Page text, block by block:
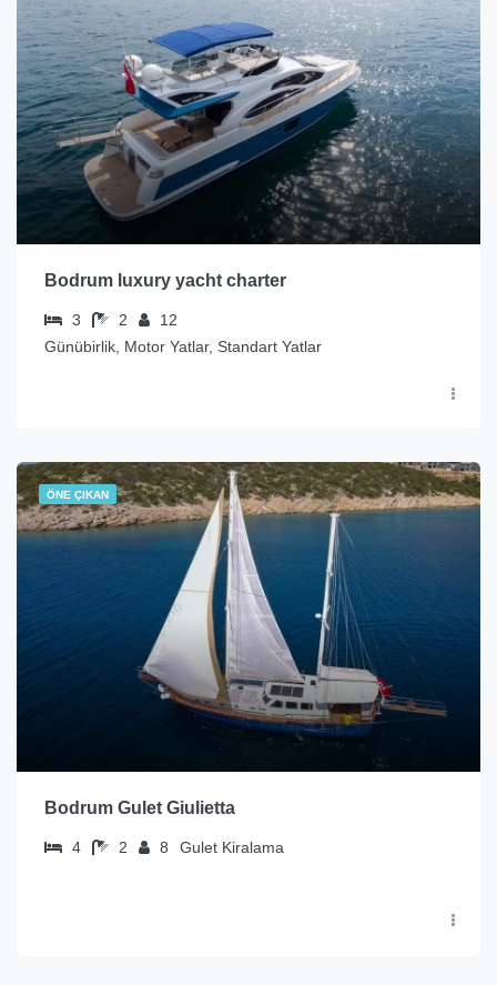
Bodrum luxury yacht charter
3 2
12
Günübirlik, Motor Yatlar, Standart Yatlar
ÖNE ÇIKAN
Bodrum Gulet Giulietta
4 2 8 Gulet Kiralama